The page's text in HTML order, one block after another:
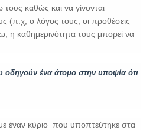
καθώς και να γίνονται
(π.χ, ο λόγος τους, οι προθέσεις
καθημερινότητα τους μπορεί να
οδηγούν ένα άτομο στην υποψία ότι
έναν κύριο που υποπτεύτηκε στα